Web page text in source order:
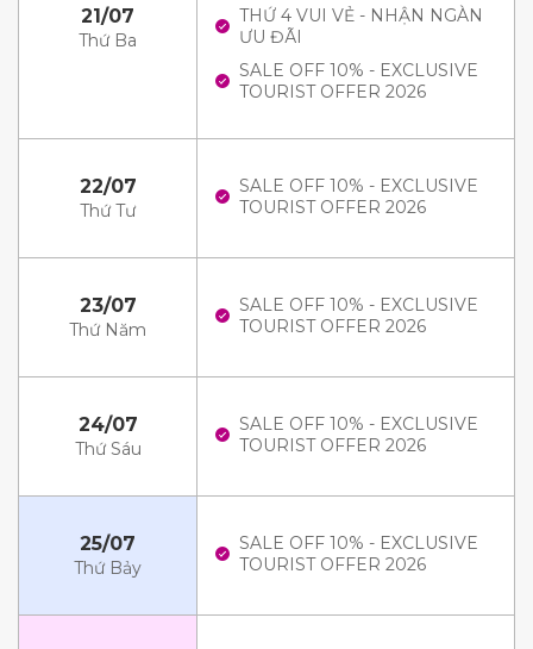
21/07
Thứ Ba
THỨ 4 VUI VẺ - NHẬN NGÀN
ƯU ĐÃI
SALE OFF 10% - EXCLUSIVE
TOURIST OFFER 2026
22/07
Thứ Tư
SALE OFF 10% - EXCLUSIVE
TOURIST OFFER 2026
23/07
Thứ Năm
SALE OFF 10% - EXCLUSIVE
TOURIST OFFER 2026
24/07
Thứ Sáu
SALE OFF 10% - EXCLUSIVE
TOURIST OFFER 2026
25/07
Thứ Bảy
SALE OFF 10% - EXCLUSIVE
TOURIST OFFER 2026